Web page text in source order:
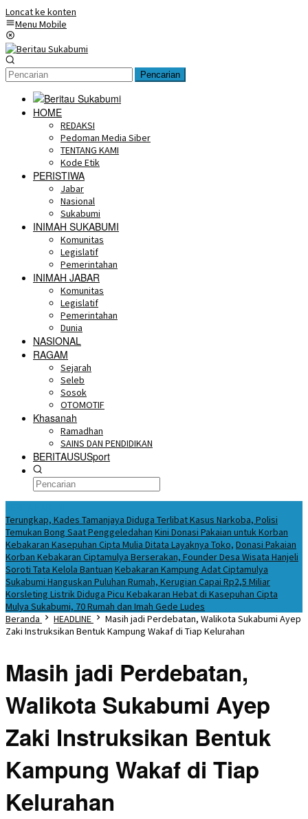
Loncat ke konten
Menu Mobile
Pencarian
HOME
REDAKSI
Pedoman Media Siber
TENTANG KAMI
Kode Etik
PERISTIWA
Jabar
Nasional
Sukabumi
INIMAH SUKABUMI
Komunitas
Legislatif
Pemerintahan
INIMAH JABAR
Komunitas
Legislatif
Pemerintahan
Dunia
NASIONAL
RAGAM
Sejarah
Seleb
Sosok
OTOMOTIF
Khasanah
Ramadhan
SAINS DAN PENDIDIKAN
BERITAUSUSport
Terungkap, Kades Tamanjaya Diduga Terlibat Kasus Narkoba, Polisi
Temukan Bong Saat Penggeledahan Kini Donasi Pakaian untuk Korban
Kebakaran Kasepuhan Cipta Mulia Ditata Layaknya Toko, Donasi Pakaian
Korban Kebakaran Ciptamulya Berserakan, Founder Desa Wisata Hanjeli
Soroti Tata Kelola Bantuan Kebakaran Kampung Adat Ciptamulya
Sukabumi Hanguskan Puluhan Rumah, Kerugian Capai Rp2,5 Miliar
Korsleting Listrik Diduga Picu Kebakaran Hebat di Kasepuhan Cipta
Mulya Sukabumi, 70 Rumah dan Imah Gede Ludes
Beranda
HEADLINE
Masih jadi Perdebatan, Walikota Sukabumi Ayep
Zaki Instruksikan Bentuk Kampung Wakaf di Tiap Kelurahan
Masih jadi Perdebatan,
Walikota Sukabumi Ayep
Zaki Instruksikan Bentuk
Kampung Wakaf di Tiap
Kelurahan